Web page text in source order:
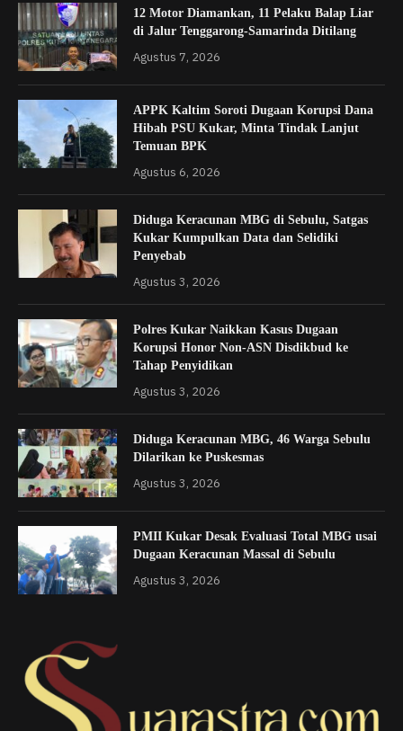
12 Motor Diamankan, 11 Pelaku Balap Liar
di Jalur Tenggarong-Samarinda Ditilang
Agustus 7, 2026
APPK Kaltim Soroti Dugaan Korupsi Dana
Hibah PSU Kukar, Minta Tindak Lanjut
Temuan BPK
Agustus 6, 2026
Diduga Keracunan MBG di Sebulu, Satgas
Kukar Kumpulkan Data dan Selidiki
Penyebab
Agustus 3, 2026
Polres Kukar Naikkan Kasus Dugaan
Korupsi Honor Non-ASN Disdikbud ke
Tahap Penyidikan
Agustus 3, 2026
Diduga Keracunan MBG, 46 Warga Sebulu
Dilarikan ke Puskesmas
Agustus 3, 2026
PMII Kukar Desak Evaluasi Total MBG usai
Dugaan Keracunan Massal di Sebulu
Agustus 3, 2026